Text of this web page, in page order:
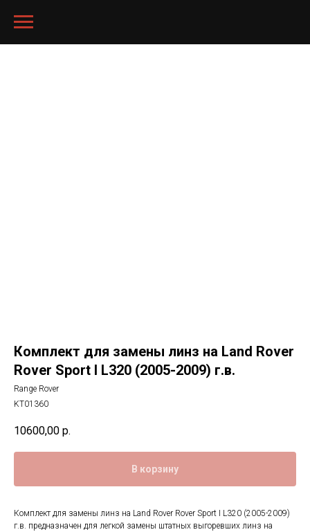
Комплект для замены линз на Land Rover
Rover Sport I L320 (2005-2009) г.в.
Range Rover
KT01360
10600,00 р.
В корзину
Комплект для замены линз на Land Rover Rover Sport I L320 (2005-2009)
г.в. предназначен для легкой замены штатных выгоревших линз на